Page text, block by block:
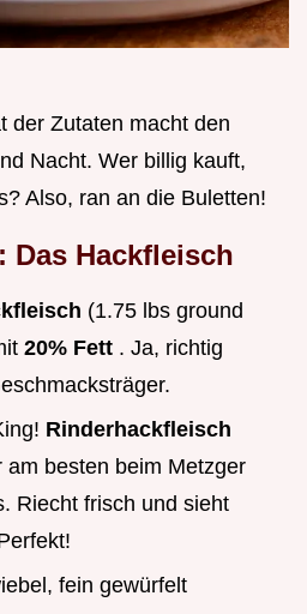
der Zutaten macht den
Nacht. Wer billig kauft,
Also, ran an die Buletten!
Das Hackfleisch
(1.75 lbs ground
20% Fett . Ja, richtig
Rinderhackfleisch
am besten beim Metzger
Riecht frisch und sieht
fein gewürfelt